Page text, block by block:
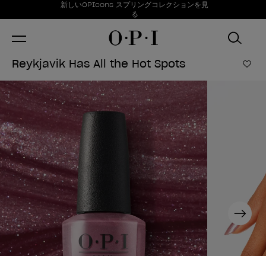
お得情報新しいOPIcons スプリングコレクションを見
る
Item 1 of 1
Reykjavik Has All the Hot Spots ほ
Next